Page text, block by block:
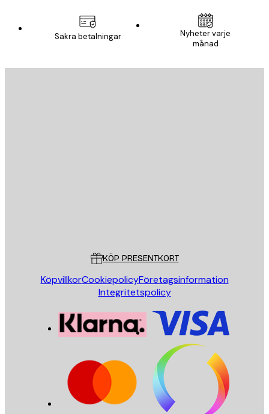
Säkra betalningar
Nyheter varje
månad
KÖP PRESENTKORT
KöpvillkorCookiepolicyFöretagsinformation
Integritetspolicy